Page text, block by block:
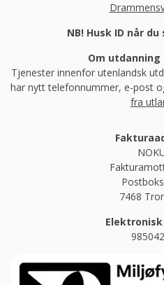
NB! Husk ID når
Om
Tjenester innenfor utenlandsk
har nytt telefonnummer, e-post
fra
7468